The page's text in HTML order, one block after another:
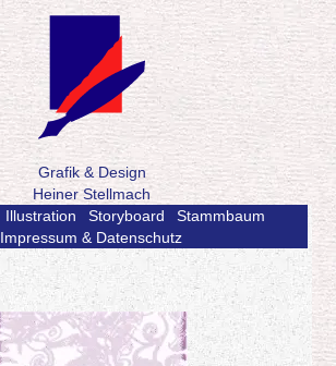
Grafik & Design
Heiner Stellmach
Illustration Storyboard
Stammbaum
Impressum & Datenschutz